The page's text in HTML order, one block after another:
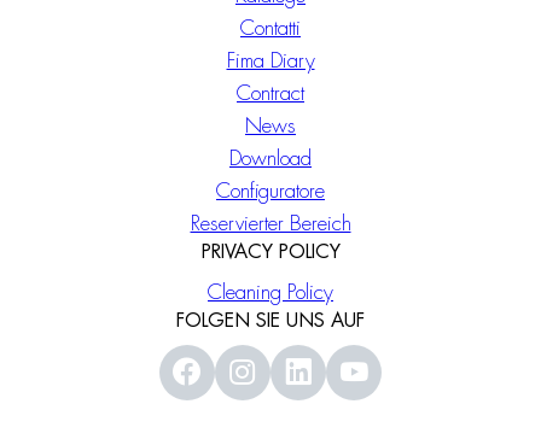
Contatti
Fima Diary
Contract
News
Download
Configuratore
Reservierter Bereich
PRIVACY POLICY
Cleaning Policy
FOLGEN SIE UNS AUF